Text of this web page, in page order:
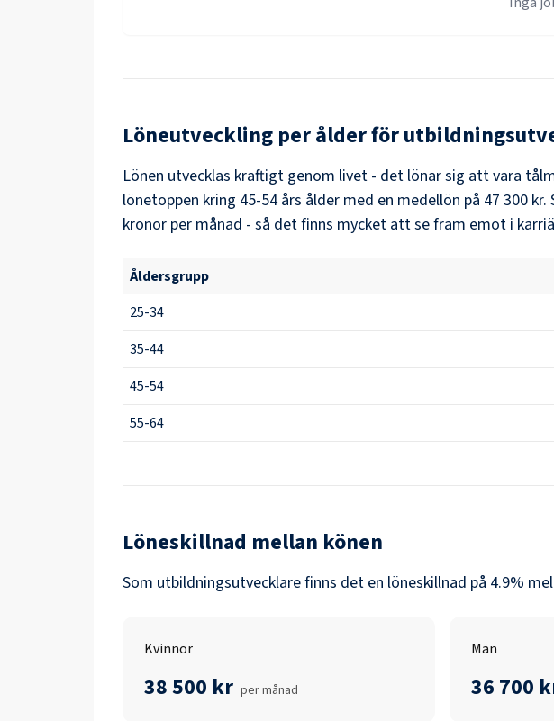
Löneutveckling per ålder för
Lönen utvecklas kraftigt genom livet - det lönar sig att vara
lönetoppen kring 45-54 års ålder med en medellön på 47 300 kr.
kronor per månad - så det finns mycket att se fram emot i
Åldersgrupp
25-34
35-44
45-54
55-64
Löneskillnad mellan könen
Som utbildningsutvecklarefinns det en löneskillnad på 4.9%
Kvinnor
38 500 kr per månad
Män
36 700